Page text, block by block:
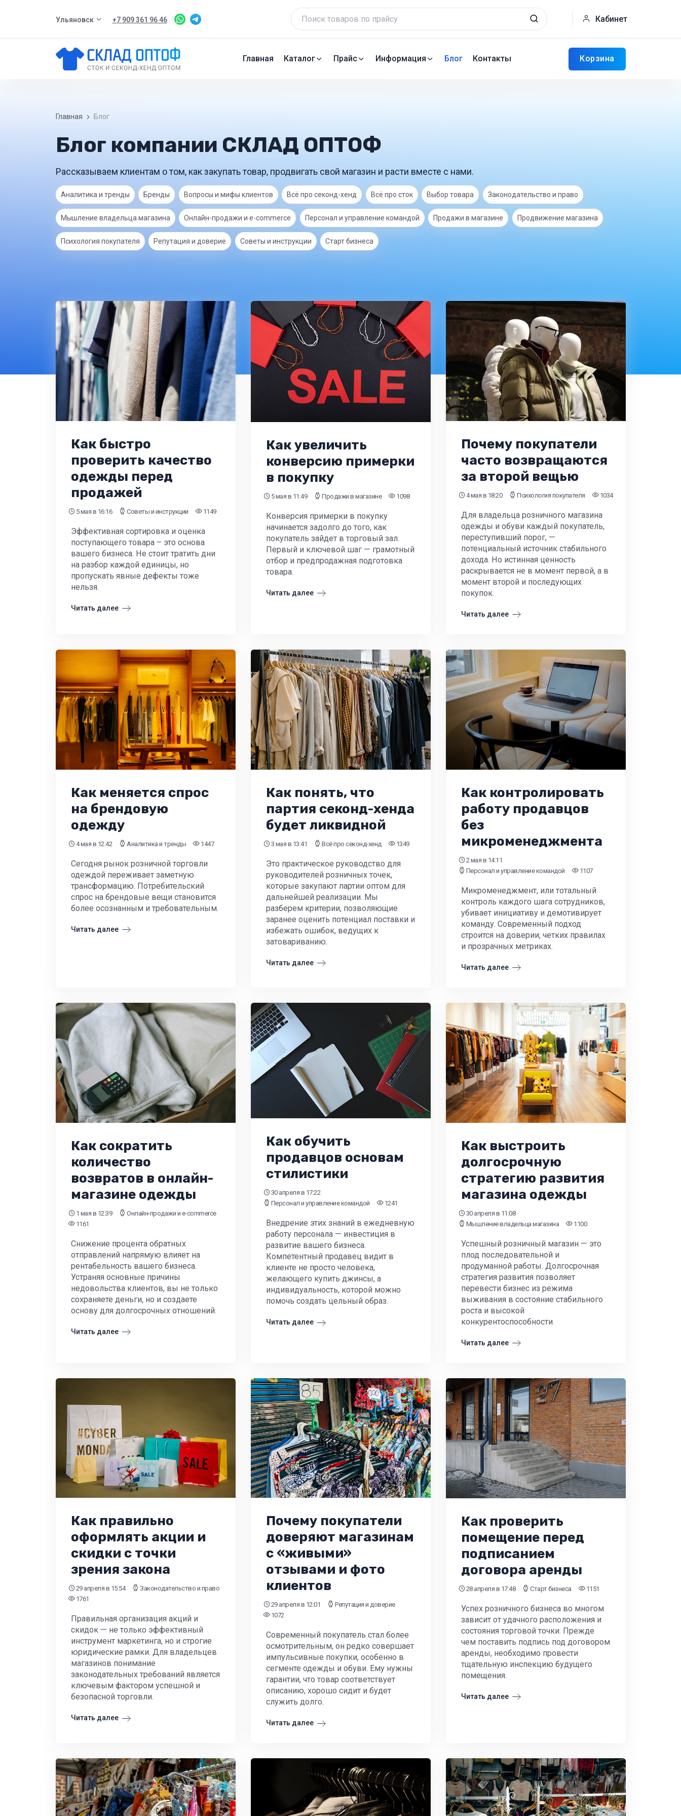
Ульяновск +7 909 361 96 46 Кабинет
Главная Каталог Прайс Информация Блог Контакты Корзина
Главная Блог
Блог компании СКЛАД ОПТОФ
Рассказываем клиентам о том, как закупать товар, продвигать свой магазин и расти вместе с нами.
Аналитика и тренды Бренды Вопросы и мифы клиентов Всё про секонд-хенд Всё про сток Выбор товара Законодательство и право
Мышление владельца магазина Онлайн-продажи и e-commerce Персонал и управление командой Продажи в магазине Продвижение магазина
Психология покупателя Репутация и доверие Советы и инструкции Старт бизнеса
Как быстро
проверить качество
одежды перед
продажей
5 мая в 16:16 Советы и инструкции 1149
Эффективная сортировка и оценка
поступающего товара – это основа
вашего бизнеса. Не стоит тратить дни
на разбор каждой единицы, но
пропускать явные дефекты тоже
нельзя.
Читать далее
Как увеличить
конверсию примерки
в покупку
5 мая в 11:49 Продажи в магазине 1098
Конверсия примерки в покупку
начинается задолго до того, как
покупатель зайдет в торговый зал.
Первый и ключевой шаг — грамотный
отбор и предпродажная подготовка
товара.
Читать далее
Почему покупатели
часто возвращаются
за второй вещью
4 мая в 18:20 Психология покупателя 1034
Для владельца розничного магазина
одежды и обуви каждый покупатель,
переступивший порог, —
потенциальный источник стабильного
дохода. Но истинная ценность
раскрывается не в момент первой, а в
момент второй и последующих
покупок.
Читать далее
Как меняется спрос
на брендовую
одежду
4 мая в 12:42 Аналитика и тренды 1447
Сегодня рынок розничной торговли
одеждой переживает заметную
трансформацию. Потребительский
спрос на брендовые вещи становится
более осознанным и требовательным.
Читать далее
Как понять, что
партия секонд-хенда
будет ликвидной
3 мая в 13:41 Всё про секонд-хенд 1349
Это практическое руководство для
руководителей розничных точек,
которые закупают партии оптом для
дальнейшей реализации. Мы
разберем критерии, позволяющие
заранее оценить потенциал поставки и
избежать ошибок, ведущих к
затовариванию.
Читать далее
Как контролировать
работу продавцов
без
микроменеджмента
2 мая в 14:11
Персонал и управление командой
1107
Микроменеджмент, или тотальный
контроль каждого шага сотрудников,
убивает инициативу и демотивирует
команду. Современный подход
строится на доверии, четких правилах
и прозрачных метриках.
Читать далее
Как сократить
количество
возвратов в онлайн-
магазине одежды
1 мая в 12:39
Онлайн-продажи и e-commerce
1161
Снижение процента обратных
отправлений напрямую влияет на
рентабельность вашего бизнеса.
Устраняя основные причины
недовольства клиентов, вы не только
сохраняете деньги, но и создаете
основу для долгосрочных отношений.
Читать далее
Как обучить
продавцов основам
стилистики
30 апреля в 17:22
Персонал и управление командой
1241
Внедрение этих знаний в ежедневную
работу персонала — инвестиция в
развитие вашего бизнеса.
Компетентный продавец видит в
клиенте не просто человека,
желающего купить джинсы, а
индивидуальность, которой можно
помочь создать цельный образ.
Читать далее
Как выстроить
долгосрочную
стратегию развития
магазина одежды
30 апреля в 11:08
Мышление владельца магазина
1100
Успешный розничный магазин — это
плод последовательной и
продуманной работы. Долгосрочная
стратегия развития позволяет
перевести бизнес из режима
выживания в состояние стабильного
роста и высокой
конкурентоспособности.
Читать далее
Как правильно
оформлять акции и
скидки с точки
зрения закона
29 апреля в 15:54
Законодательство и право
1761
Правильная организация акций и
скидок — не только эффективный
инструмент маркетинга, но и строгие
юридические рамки. Для владельцев
магазинов понимание
законодательных требований является
ключевым фактором успешной и
безопасной торговли.
Читать далее
Почему покупатели
доверяют магазинам
с «живыми»
отзывами и фото
клиентов
29 апреля в 12:01
Репутация и доверие
1072
Современный покупатель стал более
осмотрительным, он редко совершает
импульсивные покупки, особенно в
сегменте одежды и обуви. Ему нужны
гарантии, что товар соответствует
описанию, хорошо сидит и будет
служить долго.
Читать далее
Как проверить
помещение перед
подписанием
договора аренды
28 апреля в 17:48 Старт бизнеса 1151
Успех розничного бизнеса во многом
зависит от удачного расположения и
состояния торговой точки. Прежде
чем поставить подпись под договором
аренды, необходимо провести
тщательную инспекцию будущего
помещения.
Читать далее